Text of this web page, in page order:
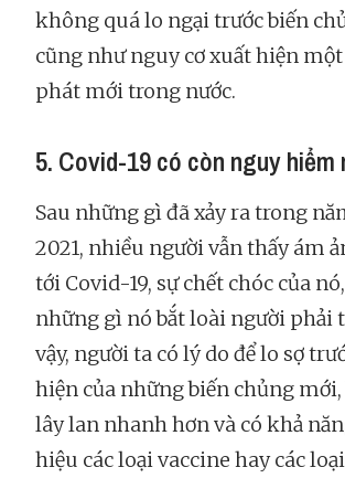
không quá lo ngại trước biến
cũng như nguy cơ xuất hiện
phát mới trong nước.
5. Covid-19 có còn nguy hiểm
Sau những gì đã xảy ra trong
2021, nhiều người vẫn thấy ám
tới Covid-19, sự chết chóc của
những gì nó bắt loài người phải
vậy, người ta có lý do để lo sợ
hiện của những biến chủng
lây lan nhanh hơn và có khả
hiệu các loại vaccine hay các